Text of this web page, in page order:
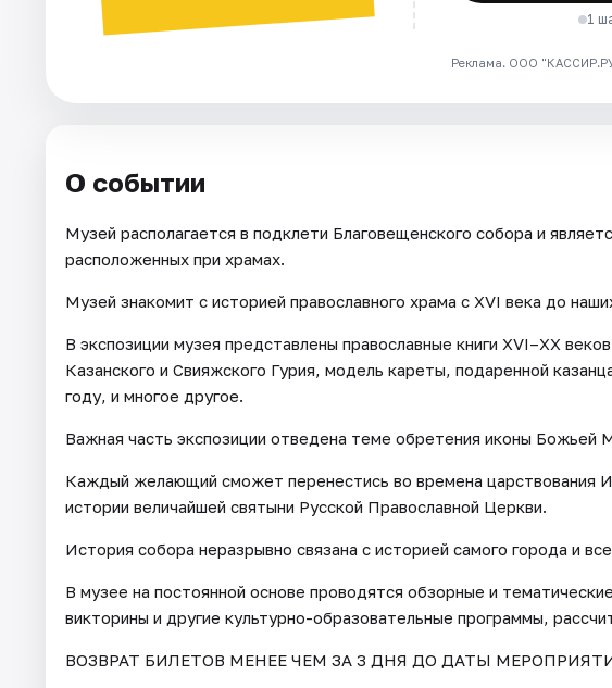
1
Реклама. ООО
О событии
Музей располагается в подклети Благовещенского собора и
расположенных при храмах.
Музей знакомит с историей православного храма с XVI века до
В экспозиции музея представлены православные книги XVI–XX
Казанского и Свияжского Гурия, модель кареты, подаренной
году, и многое другое.
Важная часть экспозиции отведена теме обретения иконы Божьей
Каждый желающий сможет перенестись во времена царствования
истории величайшей святыни Русской Православной Церкви.
История собора неразрывно связана с историей самого города и
В музее на постоянной основе проводятся обзорные и
викторины и другие культурно-образовательные программы,
ВОЗВРАТ БИЛЕТОВ МЕНЕЕ ЧЕМ ЗА 3 ДНЯ ДО ДАТЫ